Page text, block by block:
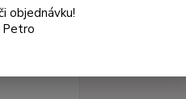
objednávku!
Petro